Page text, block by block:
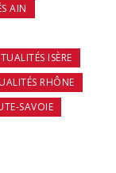
AIN
ISÈRE
RHÔNE
SAVOIE